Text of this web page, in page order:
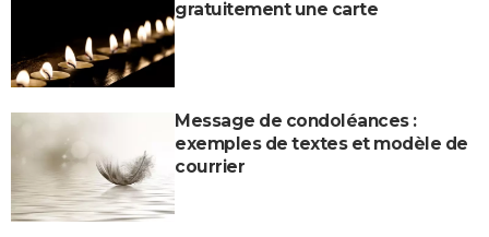
gratuitement une carte
Message de condoléances :
exemples de textes et modèle de
courrier